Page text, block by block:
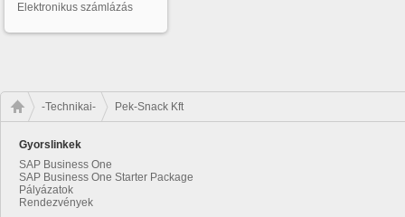
Elektronikus számlázás
-Technikai- Pek-Snack Kft
Gyorslinkek
SAP Business One
SAP Business One Starter Package
Pályázatok
Rendezvények